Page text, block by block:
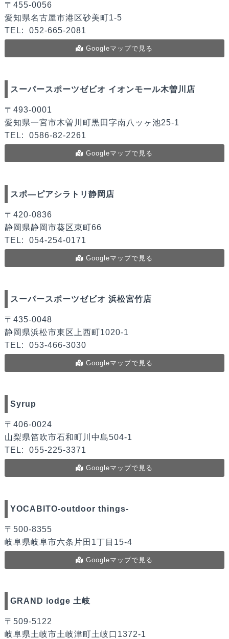
〒455-0056
愛知県名古屋市港区砂美町1-5
TEL:
052-665-2081
Googleマップで見る
スーパースポーツゼビオ イオンモール木曽川店
〒493-0001
愛知県一宮市木曽川町黒田字南八ッヶ池25-1
TEL:
0586-82-2261
Googleマップで見る
スポ―ピアシラトリ静岡店
〒420-0836
静岡県静岡市葵区東町66
TEL:
054-254-0171
Googleマップで見る
スーパースポーツゼビオ 浜松宮竹店
〒435-0048
静岡県浜松市東区上西町1020-1
TEL:
053-466-3030
Googleマップで見る
Syrup
〒406-0024
山梨県笛吹市石和町川中島504-1
TEL:
055-225-3371
Googleマップで見る
YOCABITO-outdoor things-
〒500-8355
岐阜県岐阜市六条片田1丁目15-4
Googleマップで見る
GRAND lodge 土岐
〒509-5122
岐阜県土岐市土岐津町土岐口1372-1